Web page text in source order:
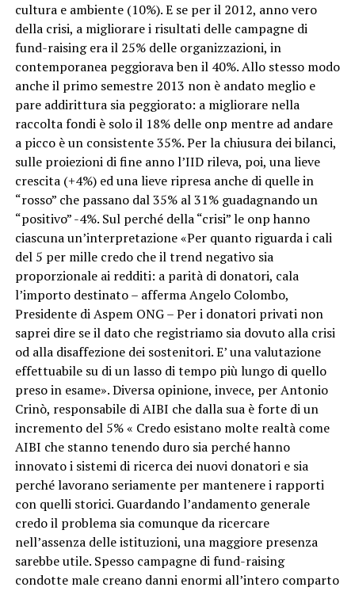
cultura e ambiente (10%). E se per il 2012, anno vero
della crisi, a migliorare i risultati delle campagne di
fund-raising era il 25% delle organizzazioni, in
contemporanea peggiorava ben il 40%. Allo stesso modo
anche il primo semestre 2013 non è andato meglio e
pare addirittura sia peggiorato: a migliorare nella
raccolta fondi è solo il 18% delle onp mentre ad andare
a picco è un consistente 35%. Per la chiusura dei bilanci,
sulle proiezioni di fine anno l’IID rileva, poi, una lieve
crescita (+4%) ed una lieve ripresa anche di quelle in
“rosso” che passano dal 35% al 31% guadagnando un
“positivo” -4%. Sul perché della “crisi” le onp hanno
ciascuna un’interpretazione «Per quanto riguarda i cali
del 5 per mille credo che il trend negativo sia
proporzionale ai redditi: a parità di donatori, cala
l’importo destinato – afferma Angelo Colombo,
Presidente di Aspem ONG – Per i donatori privati non
saprei dire se il dato che registriamo sia dovuto alla crisi
od alla disaffezione dei sostenitori. E’ una valutazione
effettuabile su di un lasso di tempo più lungo di quello
preso in esame». Diversa opinione, invece, per Antonio
Crinò, responsabile di AIBI che dalla sua è forte di un
incremento del 5% « Credo esistano molte realtà come
AIBI che stanno tenendo duro sia perché hanno
innovato i sistemi di ricerca dei nuovi donatori e sia
perché lavorano seriamente per mantenere i rapporti
con quelli storici. Guardando l’andamento generale
credo il problema sia comunque da ricercare
nell’assenza delle istituzioni, una maggiore presenza
sarebbe utile. Spesso campagne di fund-raising
condotte male creano danni enormi all’intero comparto